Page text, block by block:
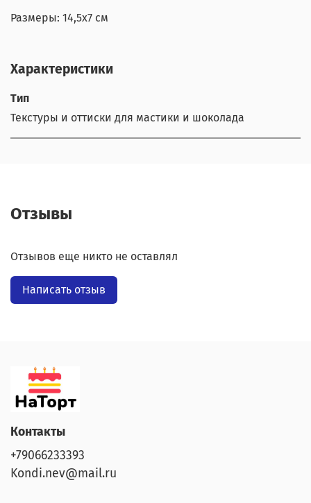
Размеры: 14,5х7 см
Характеристики
Тип
Текстуры и оттиски для мастики и шоколада
Отзывы
Отзывов еще никто не оставлял
Написать отзыв
Контакты
+79066233393
Kondi.nev@mail.ru